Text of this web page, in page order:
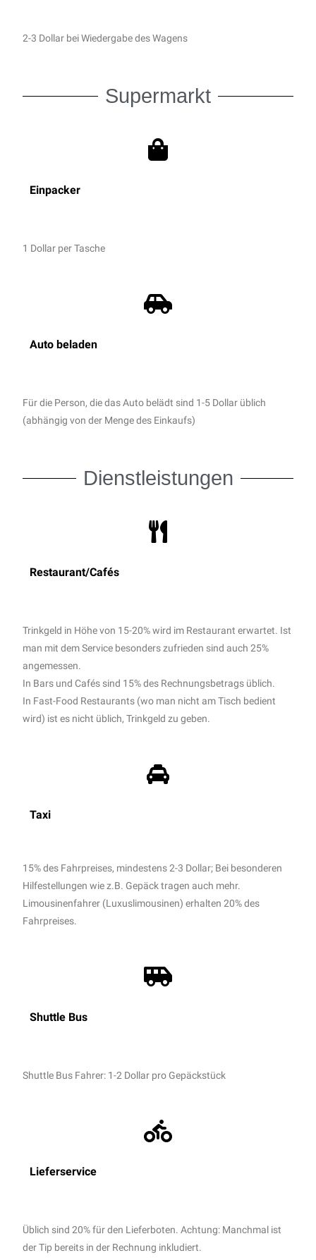
2-3 Dollar bei Wiedergabe des Wagens
Supermarkt
Einpacker
1 Dollar per Tasche
Auto beladen
Für die Person, die das Auto belädt sind 1-5 Dollar üblich
(abhängig von der Menge des Einkaufs)
Dienstleistungen
Restaurant/Cafés
Trinkgeld in Höhe von 15-20% wird im Restaurant erwartet. Ist
man mit dem Service besonders zufrieden sind auch 25%
angemessen.
In Bars und Cafés sind 15% des Rechnungsbetrags üblich.
In Fast-Food Restaurants (wo man nicht am Tisch bedient
wird) ist es nicht üblich, Trinkgeld zu geben.
Taxi
15% des Fahrpreises, mindestens 2-3 Dollar; Bei besonderen
Hilfestellungen wie z.B. Gepäck tragen auch mehr.
Limousinenfahrer (Luxuslimousinen) erhalten 20% des
Fahrpreises.
Shuttle Bus
Shuttle Bus Fahrer: 1-2 Dollar pro Gepäckstück
Lieferservice
Üblich sind 20% für den Lieferboten. Achtung: Manchmal ist
der Tip bereits in der Rechnung inkludiert.